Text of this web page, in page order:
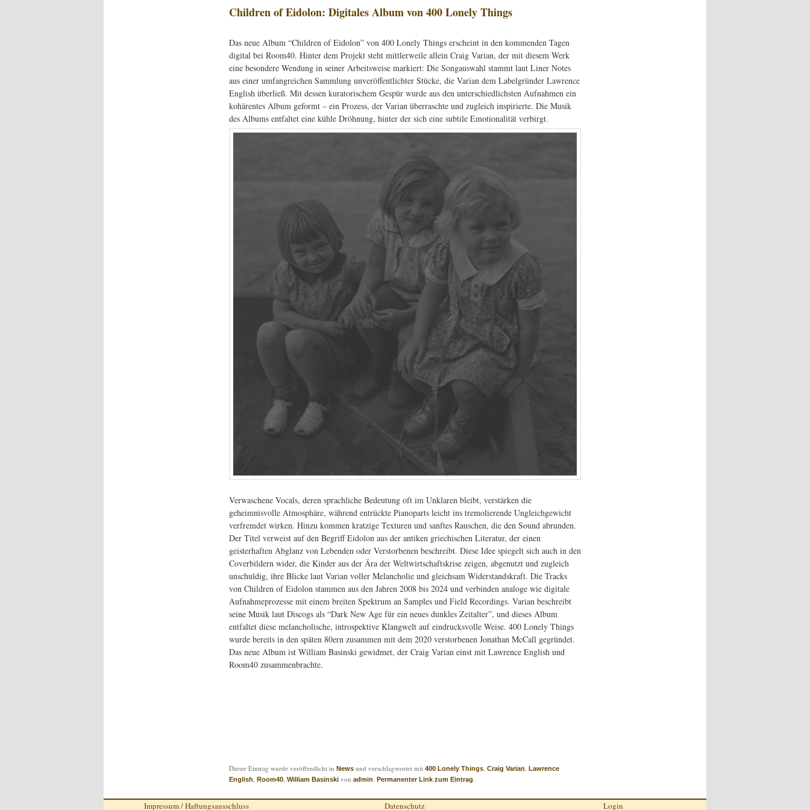
Children of Eidolon: Digitales Album von 400 Lonely Things
Das neue Album “Children of Eidolon” von 400 Lonely Things erscheint in den kommenden Tagen
digital bei Room40. Hinter dem Projekt steht mittlerweile allein Craig Varian, der mit diesem Werk
eine besondere Wendung in seiner Arbeitsweise markiert: Die Songauswahl stammt laut Liner Notes
aus einer umfangreichen Sammlung unveröffentlichter Stücke, die Varian dem Labelgründer Lawrence
English überließ. Mit dessen kuratorischem Gespür wurde aus den unterschiedlichsten Aufnahmen ein
kohärentes Album geformt – ein Prozess, der Varian überraschte und zugleich inspirierte. Die Musik
des Albums entfaltet eine kühle Dröhnung, hinter der sich eine subtile Emotionalität verbirgt.
Verwaschene Vocals, deren sprachliche Bedeutung oft im Unklaren bleibt, verstärken die
geheimnisvolle Atmosphäre, während entrückte Pianoparts leicht ins tremolierende Ungleichgewicht
verfremdet wirken. Hinzu kommen kratzige Texturen und sanftes Rauschen, die den Sound abrunden.
Der Titel verweist auf den Begriff Eidolon aus der antiken griechischen Literatur, der einen
geisterhaften Abglanz von Lebenden oder Verstorbenen beschreibt. Diese Idee spiegelt sich auch in den
Coverbildern wider, die Kinder aus der Ära der Weltwirtschaftskrise zeigen, abgenutzt und zugleich
unschuldig, ihre Blicke laut Varian voller Melancholie und gleichsam Widerstandskraft. Die Tracks
von Children of Eidolon stammen aus den Jahren 2008 bis 2024 und verbinden analoge wie digitale
Aufnahmeprozesse mit einem breiten Spektrum an Samples und Field Recordings. Varian beschreibt
seine Musik laut Discogs als “Dark New Age für ein neues dunkles Zeitalter”, und dieses Album
entfaltet diese melancholische, introspektive Klangwelt auf eindrucksvolle Weise. 400 Lonely Things
wurde bereits in den späten 80ern zusammen mit dem 2020 verstorbenen Jonathan McCall gegründet.
Das neue Album ist William Basinski gewidmet, der Craig Varian einst mit Lawrence English und
Room40 zusammenbrachte.
Dieser Eintrag wurde veröffentlicht in Newsund verschlagwortet mit 400 Lonely Things, Craig Varian, Lawrence
English, Room40, William Basinskivon admin. Permanenter Link zum Eintrag.
Impressum / Haftungsausschluss Datenschutz Login